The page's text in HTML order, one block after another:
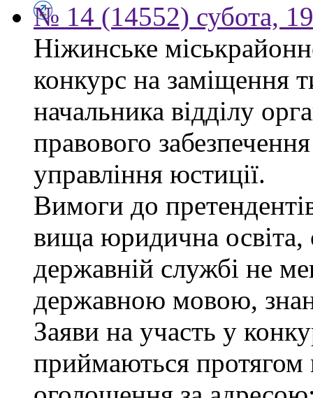
№ 14 (14552) субота,
Ніжинське
конкурс на заміщення
начальника відділу
правового
управління юстиції.
Вимоги до
вища юридична
державній службі не
державною мовою,
Заяви на участь у
приймаються протягом